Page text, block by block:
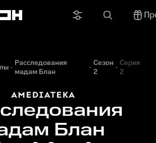
Расследования
мадам Блан
Сезон
2
Серия
2
Блан